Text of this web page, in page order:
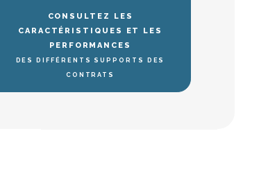
CONSULTEZ LES
CARACTÉRISTIQUES ET LES
PERFORMANCES
DES DIFFÉRENTS SUPPORTS DES
CONTRATS